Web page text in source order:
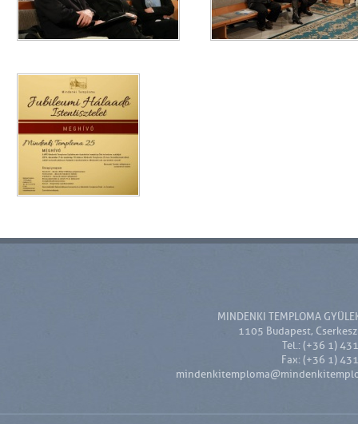
MINDENKI TEMPLOMA
1105 Budapest,
Tel.: (+36 1)
Fax: (+36 1)